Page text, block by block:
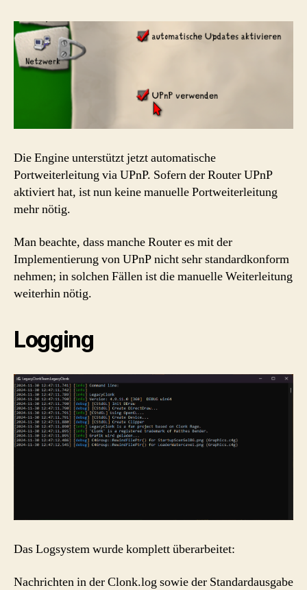
Die Engine unterstützt jetzt automatische
Portweiterleitung via UPnP. Sofern der Router UPnP
aktiviert hat, ist nun keine manuelle Portweiterleitung
mehr nötig.
Man beachte, dass manche Router es mit der
Implementierung von UPnP nicht sehr standardkonform
nehmen; in solchen Fällen ist die manuelle Weiterleitung
weiterhin nötig.
Logging
Das Logsystem wurde komplett überarbeitet:
Nachrichten in der Clonk.log sowie der Standardausgabe